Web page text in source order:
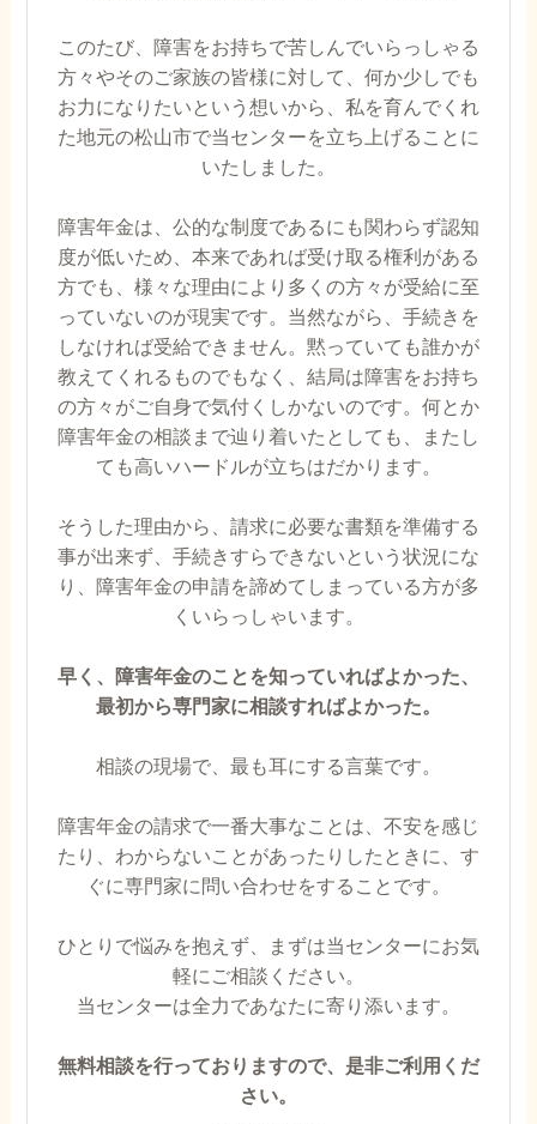
このたび、障害をお持ちで苦しんでいらっしゃる
方々やそのご家族の皆様に対して、何か少しでも
お力になりたいという想いから、私を育んでくれ
た地元の松山市で当センターを立ち上げることに
いたしました。
障害年金は、公的な制度であるにも関わらず認知
度が低いため、本来であれば受け取る権利がある
方でも、様々な理由により多くの方々が受給に至
っていないのが現実です。当然ながら、手続きを
しなければ受給できません。黙っていても誰かが
教えてくれるものでもなく、結局は障害をお持ち
の方々がご自身で気付くしかないのです。何とか
障害年金の相談まで辿り着いたとしても、またし
ても高いハードルが立ちはだかります。
そうした理由から、請求に必要な書類を準備する
事が出来ず、手続きすらできないという状況にな
り、障害年金の申請を諦めてしまっている方が多
くいらっしゃいます。
早く、障害年金のことを知っていればよかった、
最初から専門家に相談すればよかった。
相談の現場で、最も耳にする言葉です。
障害年金の請求で一番大事なことは、不安を感じ
たり、わからないことがあったりしたときに、す
ぐに専門家に問い合わせをすることです。
ひとりで悩みを抱えず、まずは当センターにお気
軽にご相談ください。
当センターは全力であなたに寄り添います。
無料相談を行っておりますので、是非ご利用くだ
さい。